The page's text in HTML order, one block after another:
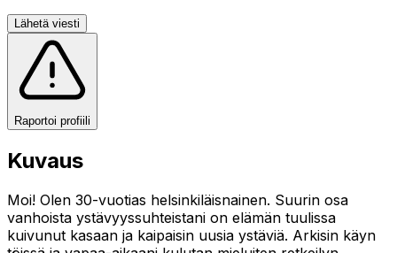
Lähetä viesti
Raportoi profiili
Kuvaus
Moi! Olen 30-vuotias helsinkiläisnainen. Suurin osa
vanhoista ystävyyssuhteistani on elämän tuulissa
kuivunut kasaan ja kaipaisin uusia ystäviä. Arkisin käyn